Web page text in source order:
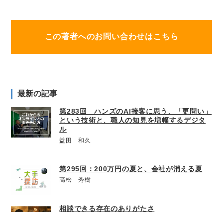
この著者へのお問い合わせはこちら
最新の記事
第283回 ハンズのAI接客に思う、「更問い」
という技術と、職人の知見を増幅するデジタ
ル
益田 和久
第295回：200万円の夏と、会社が消える夏
高松 秀樹
相談できる存在のありがたさ